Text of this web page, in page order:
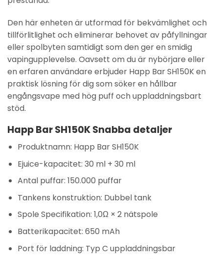
Den här enheten är utformad för bekvämlighet och
tillförlitlighet och eliminerar behovet av påfyllningar
eller spolbyten samtidigt som den ger en smidig
vapingupplevelse. Oavsett om du är nybörjare eller
en erfaren användare erbjuder Happ Bar SH150K en
praktisk lösning för dig som söker en hållbar
engångsvape med hög puff och uppladdningsbart
stöd.
Happ Bar SH150K Snabba detaljer
Produktnamn: Happ Bar SH150K
Ejuice-kapacitet: 30 ml + 30 ml
Antal puffar: 150.000 puffar
Tankens konstruktion: Dubbel tank
Spole Specifikation: 1,0Ω × 2 nätspole
Batterikapacitet: 650 mAh
Port för laddning: Typ C uppladdningsbar